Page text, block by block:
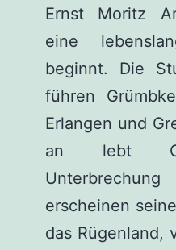
Ernst Moritz
eine
beginnt. Die
führen
Erlangen und
an lebt
erscheinen
das Rügenland,